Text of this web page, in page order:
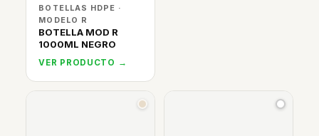
BOTELLAS HDPE ·
MODELO R
BOTELLA MOD R
1000ML NEGRO
VER PRODUCTO →